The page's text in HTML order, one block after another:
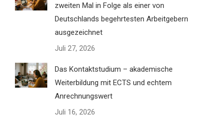
zweiten Mal in Folge als einer von
Deutschlands begehrtesten Arbeitgebern
ausgezeichnet
Juli 27, 2026
Das Kontaktstudium – akademische
Weiterbildung mit ECTS und echtem
Anrechnungswert
Juli 16, 2026